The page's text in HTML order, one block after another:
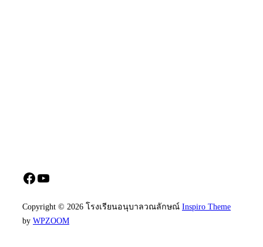
Facebook
YouTube
Copyright © 2026 โรงเรียนอนุบาลวณลักษณ์ Inspiro Theme
by WPZOOM